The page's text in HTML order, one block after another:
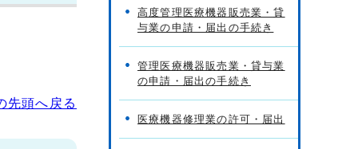
先頭へ戻る
高度管理医療機器販売業・貸
与業の申請・届出の手続き
管理医療機器販売業・貸与業
の申請・届出の手続き
医療機器修理業の許可・届出